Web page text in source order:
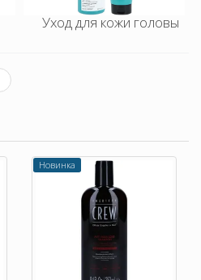
Уход для кожи головы
Новинка